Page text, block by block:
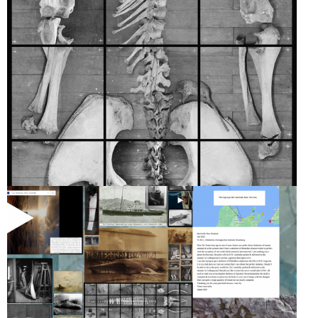
ORION
AVEUGLE
LISIÈRES
LE SILENCE D’UN
MONDE